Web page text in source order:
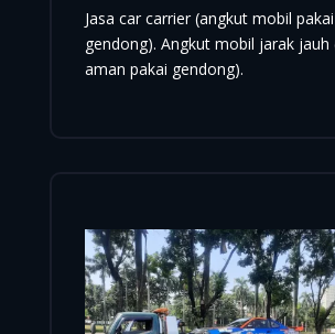
Jasa car carrier (angkut mobil
gendong). Angkut mobil jarak jauh
aman pakai gendong).